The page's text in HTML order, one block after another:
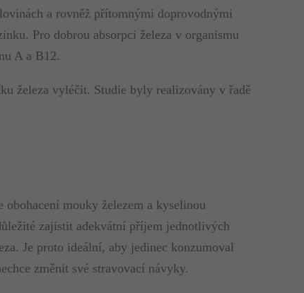
a rovněž přítomnými doprovodnými
Pro dobrou absorpci železa v organismu
A a B12.
železa vyléčit. Studie byly realizovány v řadě
mouky železem a kyselinou
zajistit adekvátní příjem jednotlivých
Je proto ideální, aby jedinec konzumoval
změnit své stravovací návyky.